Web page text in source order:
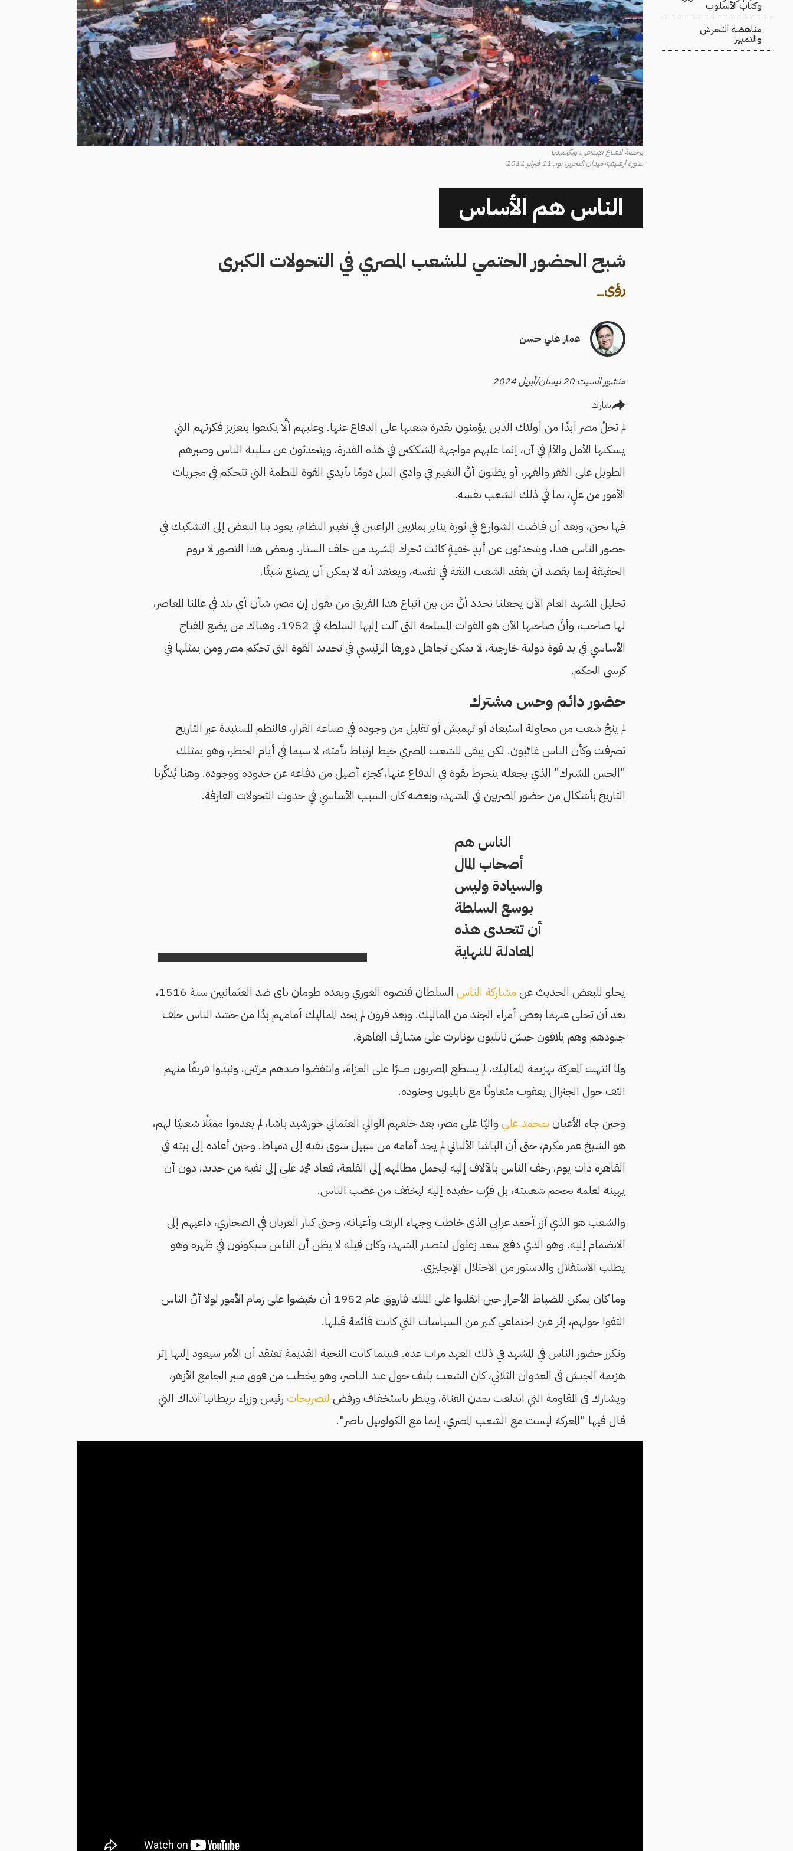
وكتاب الأسلوب
مناهضة التحرش
والتمييز
برخصة المشاع الإبداعي: ويكيميديا
صورة أرشيفية ميدان التحرير، يوم 11 فبراير 2011
الناس هم الأساس
شبح الحضور الحتمي للشعب المصري في التحولات الكبرى
رؤى_
عمار علي حسن
منشور السبت 20 نيسان/أبريل 2024
شارك
لم تخلُ مصر أبدًا من أولئك الذين يؤمنون بقدرة شعبها على الدفاع عنها. وعليهم ألَّا يكتفوا بتعزيز فكرتهم التي
يسكنها الأمل والألم في آن، إنما عليهم مواجهة المشككين في هذه القدرة، ويتحدثون عن سلبية الناس وصبرهم
الطويل على الفقر والقهر، أو يظنون أنَّ التغيير في وادي النيل دومًا بأيدي القوة المنظمة التي تتحكم في مجريات
الأمور من علٍ، بما في ذلك الشعب نفسه.
فها نحن، وبعد أن فاضت الشوارع في ثورة يناير بملايين الراغبين في تغيير النظام، يعود بنا البعض إلى التشكيك في
حضور الناس هذا، ويتحدثون عن أيدٍ خفيةٍ كانت تحرك المشهد من خلف الستار. وبعض هذا التصور لا يروم
الحقيقة إنما يقصد أن يفقد الشعب الثقة في نفسه، ويعتقد أنه لا يمكن أن يصنع شيئًا.
تحليل المشهد العام الآن يجعلنا نحدد أنَّ من بين أتباع هذا الفريق من يقول إن مصر، شأن أي بلد في عالمنا المعاصر،
لها صاحب، وأنَّ صاحبها الآن هو القوات المسلحة التي آلت إليها السلطة في 1952. وهناك من يضع المفتاح
الأساسي في يد قوة دولية خارجية، لا يمكن تجاهل دورها الرئيسي في تحديد القوة التي تحكم مصر ومن يمثلها في
كرسي الحكم.
حضور دائم وحس مشترك
لم ينجُ شعب من محاولة استبعاد أو تهميش أو تقليل من وجوده في صناعة القرار، فالنظم المستبدة عبر التاريخ
تصرفت وكأن الناس غائبون. لكن يبقى للشعب المصري خيط ارتباط بأمته، لا سيما في أيام الخطر، وهو يمتلك
"الحس المشترك" الذي يجعله ينخرط بقوة في الدفاع عنها، كجزء أصيل من دفاعه عن حدوده ووجوده. وهنا يُذكِّرنا
التاريخ بأشكال من حضور المصريين في المشهد، وبعضه كان السبب الأساسي في حدوث التحولات الفارقة.
الناس هم
أصحاب المال
والسيادة وليس
بوسع السلطة
أن تتحدى هذه
المعادلة للنهاية
يحلو للبعض الحديث عن مشاركة الناس
السلطان قنصوه الغوري وبعده طومان باي ضد العثمانيين سنة 1516،
بعد أن تخلى عنهما بعض أمراء الجند من المماليك. وبعد قرون لم يجد المماليك أمامهم بدًا من حشد الناس خلف
جنودهم وهم يلاقون جيش نابليون بونابرت على مشارف القاهرة.
ولما انتهت المعركة بهزيمة المماليك، لم يسطع المصريون صبرًا على الغزاة، وانتفضوا ضدهم مرتين، ونبذوا فريقًا منهم
التف حول الجنرال يعقوب متعاونًا مع نابليون وجنوده.
وحين جاء الأعيان بمحمد عليواليًا على مصر، بعد خلعهم الوالي العثماني خورشيد باشا، لم يعدموا ممثلًا شعبيًا لهم،
هو الشيخ عمر مكرم، حتى أن الباشا الألباني لم يجد أمامه من سبيل سوى نفيه إلى دمياط. وحين أعاده إلى بيته في
القاهرة ذات يوم، زحف الناس بالآلاف إليه ليحمل مظالمهم إلى القلعة، فعاد محمد علي إلى نفيه من جديد، دون أن
يهينه لعلمه بحجم شعبيته، بل قرَّب حفيده إليه ليخفف من غضب الناس.
والشعب هو الذي آزر أحمد عرابي الذي خاطب وجهاء الريف وأعيانه، وحتى كبار العربان في الصحاري، داعيهم إلى
الانضمام إليه. وهو الذي دفع سعد زغلول ليتصدر المشهد، وكان قبله لا يظن أن الناس سيكونون في ظهره وهو
يطلب الاستقلال والدستور من الاحتلال الإنجليزي.
وما كان يمكن للضباط الأحرار حين انقلبوا على الملك فاروق عام 1952 أن يقبضوا على زمام الأمور لولا أنَّ الناس
التفوا حولهم، إثر غبن اجتماعي كبير من السياسات التي كانت قائمة قبلها.
وتكرر حضور الناس في المشهد في ذلك العهد مرات عدة. فبينما كانت النخبة القديمة تعتقد أن الأمر سيعود إليها إثر
هزيمة الجيش في العدوان الثلاثي، كان الشعب يلتف حول عبد الناصر، وهو يخطب من فوق منبر الجامع الأزهر،
ويشارك في المقاومة التي اندلعت بمدن القناة، وينظر باستخفاف ورفض لتصريحاترئيس وزراء بريطانيا آنذاك التي
قال فيها "المعركة ليست مع الشعب المصري، إنما مع الكولونيل ناصر".